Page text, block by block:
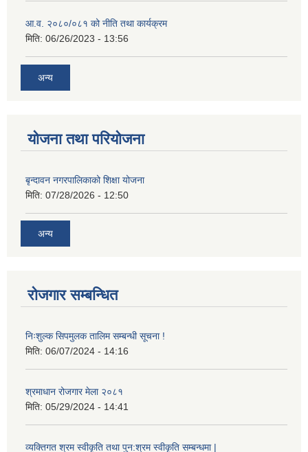
आ.व. २०८०/०८१ को नीति तथा कार्यक्रम
मिति: 06/26/2023 - 13:56
अन्य
योजना तथा परियोजना
बृन्दावन नगरपालिकाको शिक्षा योजना
मिति: 07/28/2026 - 12:50
अन्य
रोजगार सम्बन्धित
निःशुल्क सिपमुलक तालिम सम्बन्धी सूचना !
मिति: 06/07/2024 - 14:16
श्रमाधान रोजगार मेला २०८१
मिति: 05/29/2024 - 14:41
व्यक्तिगत श्रम स्वीकृति तथा पुन:श्रम स्वीकृति सम्बन्धमा |